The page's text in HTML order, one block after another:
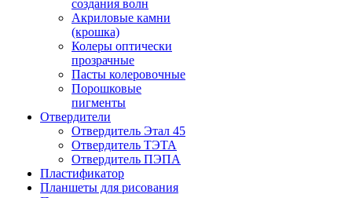
создания волн
Акриловые камни
(крошка)
Колеры оптически
прозрачные
Пасты колеровочные
Порошковые
пигменты
Отвердители
Отвердитель Этал 45
Отвердитель ТЭТА
Отвердитель ПЭПА
Пластификатор
Планшеты для рисования